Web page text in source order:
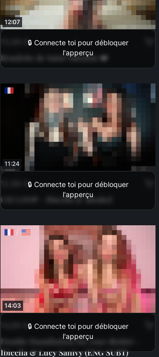
12:07
🔒 Connecte toi pour débloquer
l'apperçu
13,99 €
Branlette de Saint Valentin ❤️
11:24
🔒 Connecte toi pour débloquer
l'apperçu
12,99 €
CEI LOOP - Ibicella & Abrahel
14:03
/
🔒 Connecte toi pour débloquer
l'apperçu
14,99 €
Double Humiliation for your dicklet -
Ibicella & Lucy Sanivy (ENG SUBT)